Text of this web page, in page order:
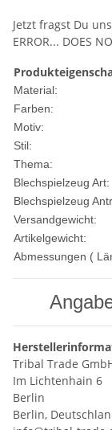
Jetzt fragst Du
ERROR... DOES
Material:
Farben:
Motiv:
Stil:
Thema:
Blechspielzeug Art:
Blechspielzeug
Versandgewicht:
Artikelgewicht:
Abmessungen (
Tribal Trade
Im Lichtenhain 6
Berlin
Berlin,